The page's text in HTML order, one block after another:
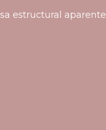
estructural aparente